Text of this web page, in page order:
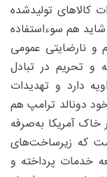
کالاهای تولید‌شده
هم سوءاستفاده
و نارضایتی عمومی
و تحریم در تبادل
دارد و تهدیدات
دونالد ترامپ هم
خاک آمریکا به‌صرفه
که زیرساخت‌های
خدمات پرداخته و